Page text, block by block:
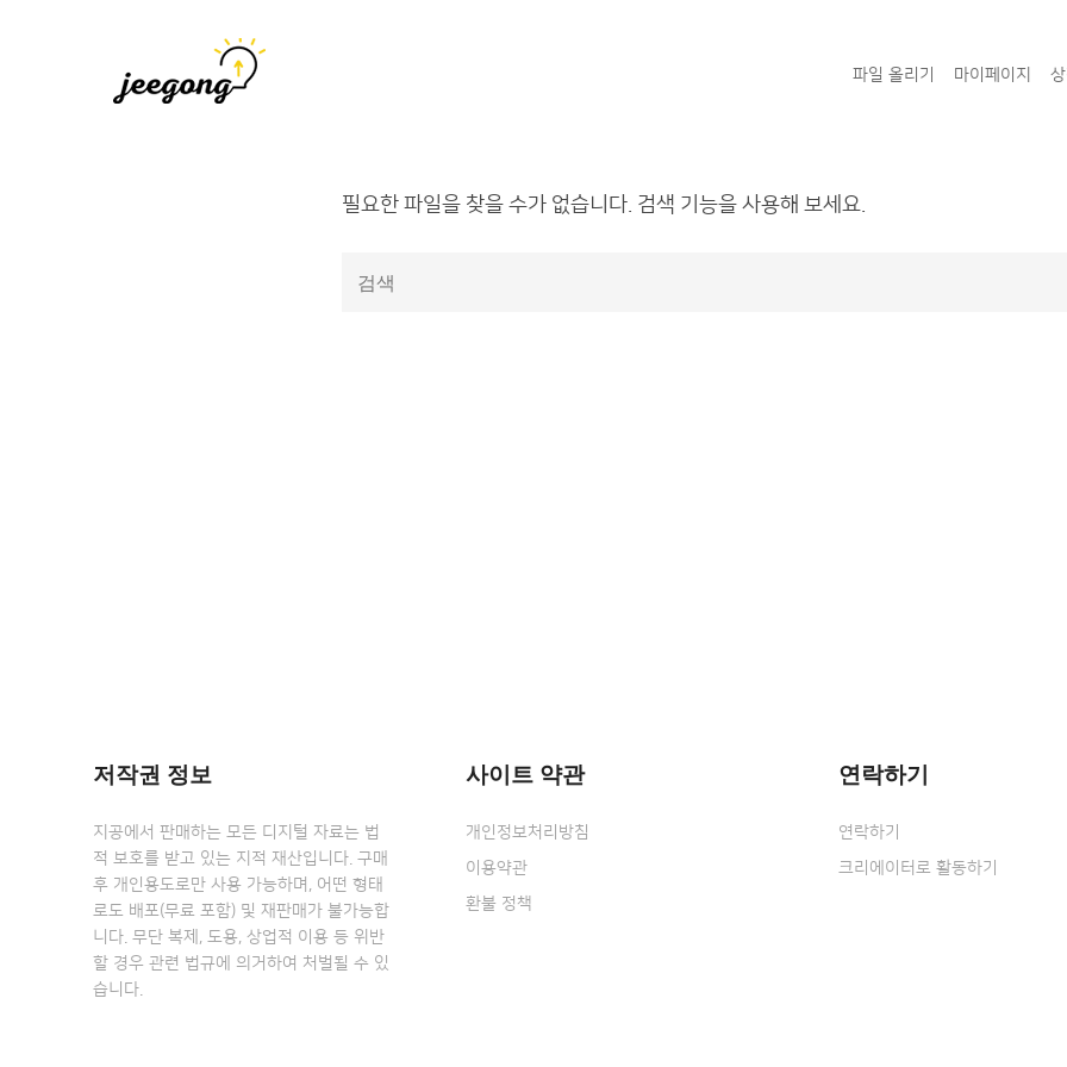
파일 올리기 마이페이지
필요한 파일을 찾을 수가 없습니다. 검색 기능을 사용해 보세요.
음
저작권 정보
지공에서 판매하는 모든 디지털 자료는 법
적 보호를 받고 있는 지적 재산입니다. 구매
후 개인용도로만 사용 가능하며, 어떤 형태
로도 배포(무료 포함) 및 재판매가 불가능합
니다. 무단 복제, 도용, 상업적 이용 등 위반
할 경우 관련 법규에 의거하여 처벌될 수 있
습니다.
사이트 약관
개인정보처리방침
이용약관
환불 정책
연락하기
연락하기
크리에이터로 활동하기